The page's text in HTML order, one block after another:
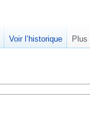
Voir l’historique Plus